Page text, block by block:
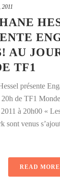
2011
AU
TF1
présente
20h de TF1
à 20h00 «
sont venus
READ MORE